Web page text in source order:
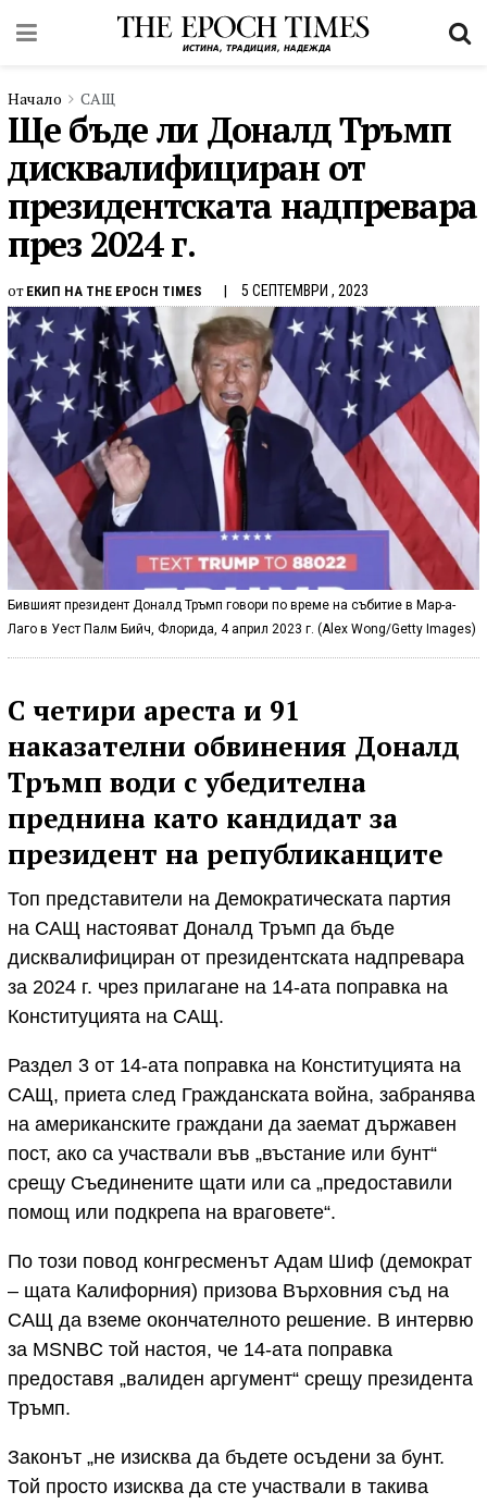
Начало САЩ
Ще бъде ли Доналд Тръмп
дисквалифициран от
президентската надпревара
през 2024 г.
от ЕКИП НА THE EPOCH TIMES 5 СЕПТЕМВРИ , 2023
Бившият президент Доналд Тръмп говори по време на събитие в Мар-а-
Лаго в Уест Палм Бийч, Флорида, 4 април 2023 г. (Alex Wong/Getty Images)
С четири ареста и 91
наказателни обвинения Доналд
Тръмп води с убедителна
преднина като кандидат за
президент на републиканците
Топ представители на Демократическата партия
на САЩ настояват Доналд Тръмп да бъде
дисквалифициран от президентската надпревара
за 2024 г. чрез прилагане на 14-ата поправка на
Конституцията на САЩ.
Раздел 3 от 14-ата поправка на Конституцията на
САЩ, приета след Гражданската война, забранява
на американските граждани да заемат държавен
пост, ако са участвали във „въстание или бунт“
срещу Съединените щати или са „предоставили
помощ или подкрепа на враговете“.
По този повод конгресменът Адам Шиф (демократ
– щата Калифорния) призова Върховния съд на
САЩ да вземе окончателното решение. В интервю
за MSNBC той настоя, че 14-ата поправка
предоставя „валиден аргумент“ срещу президента
Тръмп.
Законът „не изисква да бъдете осъдени за бунт.
Той просто изисква да сте участвали в такива